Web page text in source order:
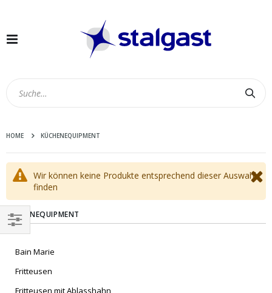
Navigation
HOME KÜCHENEQUIPMENT
Wir können keine Produkte entsprechend dieser Auswahl
finden
KÜCHENEQUIPMENT
Bain Marie
Fritteusen
Fritteusen mit Ablasshahn
EINKAUFEN
NACH